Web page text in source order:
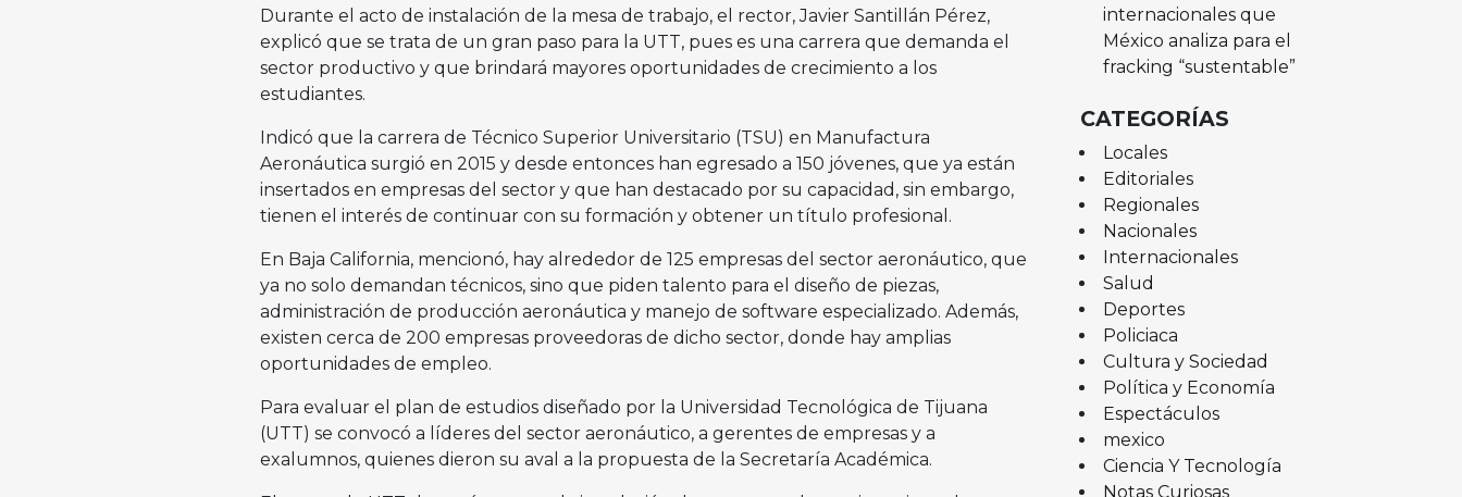
Durante el acto de instalación de la mesa de trabajo, el rector, Javier Santillán Pérez,
explicó que se trata de un gran paso para la UTT, pues es una carrera que demanda el
sector productivo y que brindará mayores oportunidades de crecimiento a los
estudiantes.
Indicó que la carrera de Técnico Superior Universitario (TSU) en Manufactura
Aeronáutica surgió en 2015 y desde entonces han egresado a 150 jóvenes, que ya están
insertados en empresas del sector y que han destacado por su capacidad, sin embargo,
tienen el interés de continuar con su formación y obtener un título profesional.
En Baja California, mencionó, hay alrededor de 125 empresas del sector aeronáutico, que
ya no solo demandan técnicos, sino que piden talento para el diseño de piezas,
administración de producción aeronáutica y manejo de software especializado. Además,
existen cerca de 200 empresas proveedoras de dicho sector, donde hay amplias
oportunidades de empleo.
Para evaluar el plan de estudios diseñado por la Universidad Tecnológica de Tijuana
(UTT) se convocó a líderes del sector aeronáutico, a gerentes de empresas y a
exalumnos, quienes dieron su aval a la propuesta de la Secretaría Académica.
internacionales que
México analiza para el
fracking “sustentable”
CATEGORÍAS
Locales
Editoriales
Regionales
Nacionales
Internacionales
Salud
Deportes
Policiaca
Cultura y Sociedad
Política y Economía
Espectáculos
mexico
Ciencia Y Tecnología
Notas Curiosas